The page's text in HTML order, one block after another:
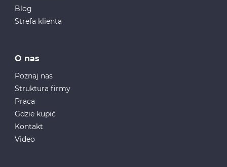
Blog
Strefa klienta
O nas
Poznaj nas
Struktura firmy
Praca
Gdzie kupić
Kontakt
Video